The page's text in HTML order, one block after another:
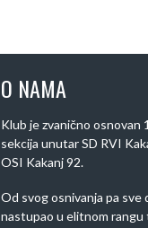
O NAMA
Klub je zvanično osnovan
sekcija unutar SD RVI
OSI Kakanj 92.
Od svog osnivanja pa
nastupao u elitnom rangu